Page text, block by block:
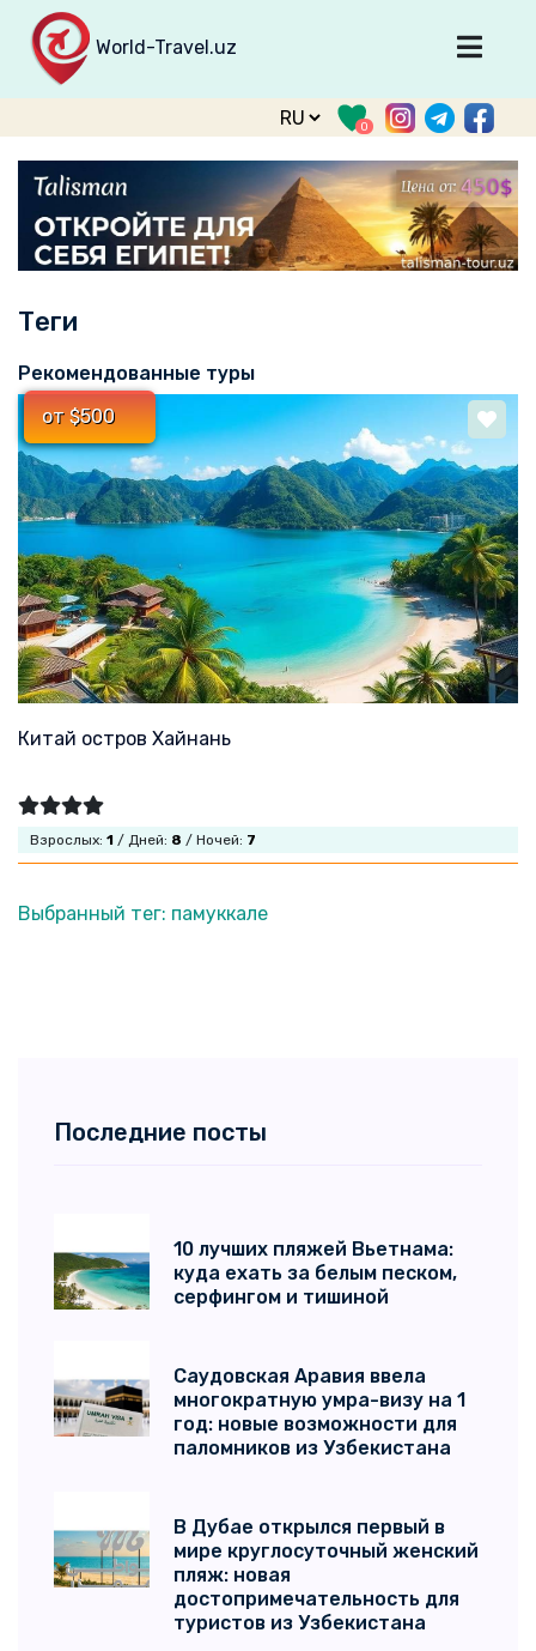
World-Travel.uz
Главная
Направления
Туры
Тур. фирмы
Войти
Зарегистрироваться
support@world-travel.uz
0
Теги
Рекомендованные туры
от $500
Китай остров Хайнань
Взрослых: 1 / Дней: 8 / Ночей: 7
Выбранный тег: памуккале
Последние посты
10 лучших пляжей Вьетнама:
куда ехать за белым песком,
серфингом и тишиной
Саудовская Аравия ввела
многократную умра-визу на 1
год: новые возможности для
паломников из Узбекистана
В Дубае открылся первый в
мире круглосуточный женский
пляж: новая
достопримечательность для
туристов из Узбекистана